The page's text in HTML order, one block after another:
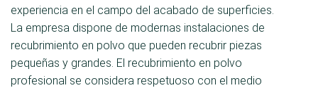
experiencia en el campo del acabado de superficies.
La empresa dispone de modernas instalaciones de
recubrimiento en polvo que pueden recubrir piezas
pequeñas y grandes. El recubrimiento en polvo
profesional se considera respetuoso con el medio